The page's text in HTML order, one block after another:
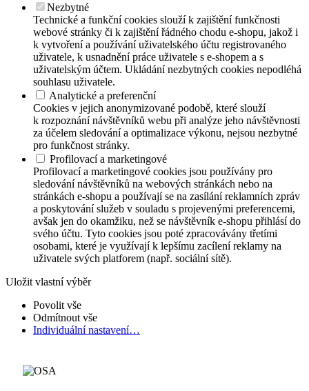
Nezbytné
Technické a funkční cookies slouží k zajištění funkčnosti
webové stránky či k zajištění řádného chodu e-shopu, jakož i
k vytvoření a používání uživatelského účtu registrovaného
uživatele, k usnadnění práce uživatele s e-shopem a s
uživatelským účtem. Ukládání nezbytných cookies nepodléhá
souhlasu uživatele.
Analytické a preferenční
Cookies v jejich anonymizované podobě, které slouží
k rozpoznání návštěvníků webu při analýze jeho návštěvnosti
za účelem sledování a optimalizace výkonu, nejsou nezbytné
pro funkčnost stránky.
Profilovací a marketingové
Profilovací a marketingové cookies jsou používány pro
sledování návštěvníků na webových stránkách nebo na
stránkách e-shopu a používají se na zasílání reklamních zpráv
a poskytování služeb v souladu s projevenými preferencemi,
avšak jen do okamžiku, než se návštěvník e-shopu přihlásí do
svého účtu. Tyto cookies jsou poté zpracovávány třetími
osobami, které je využívají k lepšímu zacílení reklamy na
uživatele svých platforem (např. sociální sítě).
Uložit vlastní výběr
Povolit vše
Odmítnout vše
Individuální nastavení…